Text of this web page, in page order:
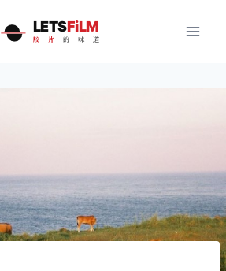
LETSFiLM
胶 片 的 味 道